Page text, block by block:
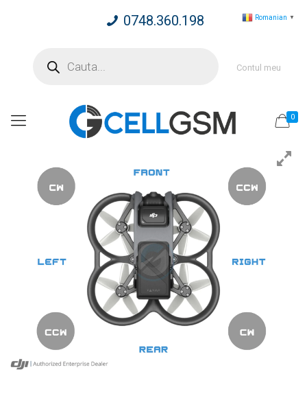
0748.360.198
search
Contul meu
0
Romanian ▼